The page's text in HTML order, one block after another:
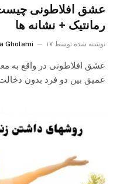
عشق افلاطونی
رمانتیک + نشانه ها
نوشته شده توسط Gholami ۱۷ مهر, ۱۴۰۳
عشق افلاطونی در واقع به
عمیق بین دو فرد بدون